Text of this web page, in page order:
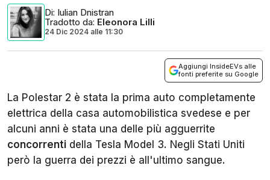
Di: Iulian Dnistran
Tradotto da: Eleonora Lilli
24 Dic 2024 alle 11:30
Aggiungi InsideEVs alle
fonti preferite su Google
La Polestar 2 è stata la prima auto completamente
elettrica della casa automobilistica svedese e per
alcuni anni è stata una delle più agguerrite
concorrenti della Tesla Model 3. Negli Stati Uniti
però la guerra dei prezzi è all'ultimo sangue.